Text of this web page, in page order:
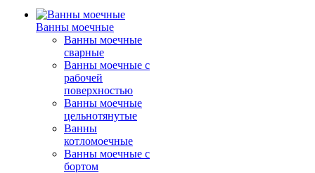
Ванны моечные
Ванны моечные
сварные
Ванны моечные с
рабочей
поверхностью
Ванны моечные
цельнотянутые
Ванны
котломоечные
Ванны моечные с
бортом